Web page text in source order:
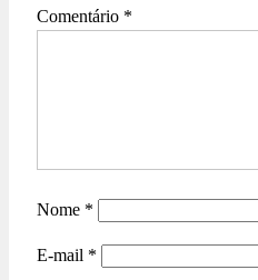
Comentário *
Nome *
E-mail *